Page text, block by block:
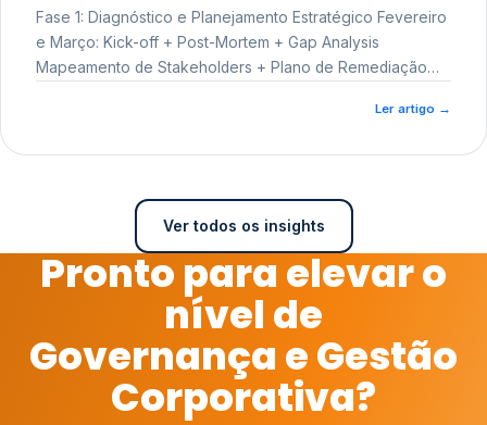
Fase 1: Diagnóstico e Planejamento Estratégico Fevereiro
e Março: Kick-off + Post-Mortem + Gap Analysis
Mapeamento de Stakeholders + Plano de Remediação
Ler artigo →
Ver todos os insights
Pronto para elevar o
nível de
Governança e Gestão
Corporativa?